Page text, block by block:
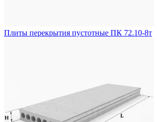
Плиты перекрытия пустотные ПК 72.10-8т